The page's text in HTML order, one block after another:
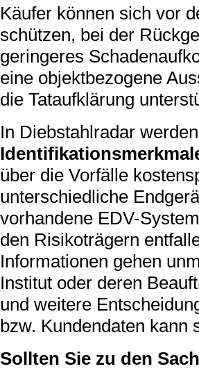
Käufer können sich vor
schützen, bei der
geringeres
eine objektbezogene
die Tataufklärung
In Diebstahlradar
über die Vorfälle
unterschiedliche
vorhandene EDV-
den Risikoträgern
Informationen gehen
Institut oder deren
und weitere
bzw. Kundendaten kann
Sollten Sie zu den